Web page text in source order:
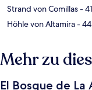
Strand von Comillas-
Höhle von Altamira-
Mehr zu
El Bosque de La